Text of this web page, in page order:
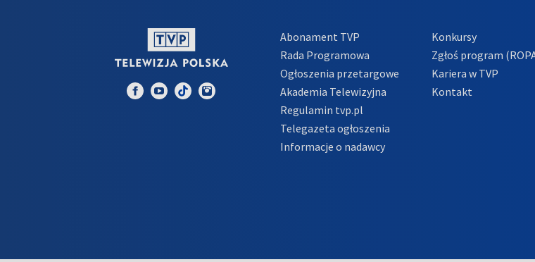
Abonament TVP
Rada Programowa
Ogłoszenia przetargowe
Akademia Telewizyjna
Regulamin tvp.pl
Telegazeta ogłoszenia
Informacje o nadawcy
Konkursy
Zgłoś program
Kariera w TVP
Kontakt